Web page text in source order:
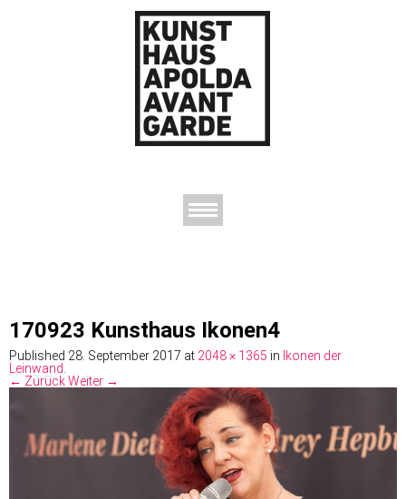
170923 Kunsthaus Ikonen4
Published 28. September 2017 at 2048 × 1365 in Ikonen der
Leinwand.
← ZurückWeiter →